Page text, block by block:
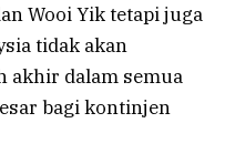
Wooi Yik tetapi juga
tidak akan
akhir dalam semua
bagi kontinjen